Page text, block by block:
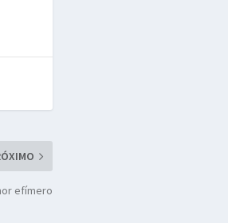
efímero